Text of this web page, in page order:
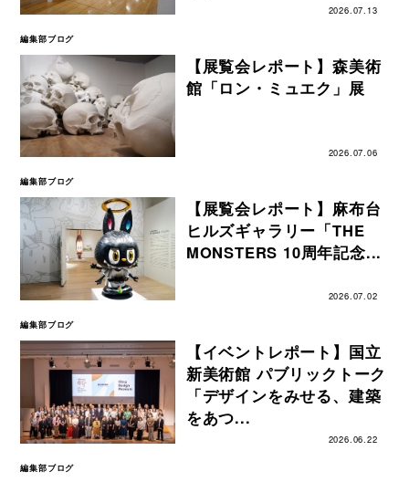
2026.07.13
編集部ブログ
【展覧会レポート】森美術
館「ロン・ミュエク」展
2026.07.06
編集部ブログ
【展覧会レポート】麻布台
ヒルズギャラリー「THE
MONSTERS 10周年記念...
2026.07.02
編集部ブログ
【イベントレポート】国立
新美術館 パブリックトーク
「デザインをみせる、建築
をあつ...
2026.06.22
編集部ブログ